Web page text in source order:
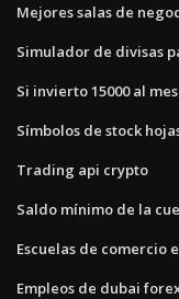
Mejores salas de
Simulador de divisas
Si invierto 15000 al
Símbolos de stock
Trading api crypto
Saldo mínimo de la
Escuelas de comercio
Empleos de dubai